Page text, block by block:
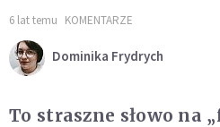
6 lat temu KOMENTARZE
Dominika Frydrych
To straszne słowo na